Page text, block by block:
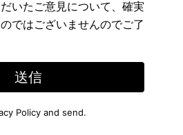
いたご意見について、確実
ではございませんのでご了
送信
Policy and send.